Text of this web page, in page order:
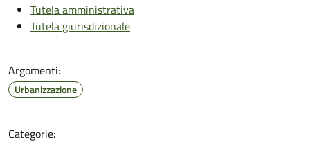
Tutela amministrativa
Tutela giurisdizionale
Argomenti:
Urbanizzazione
Categorie: